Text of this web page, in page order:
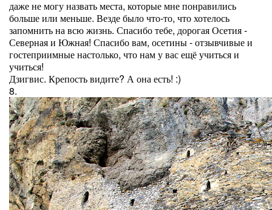
даже не могу назвать места, которые мне понравились
больше или меньше. Везде было что-то, что хотелось
запомнить на всю жизнь. Спасибо тебе, дорогая Осетия -
Северная и Южная! Спасибо вам, осетины - отзывчивые и
гостеприимные настолько, что нам у вас ещё учиться и
учиться!
Дзигвис. Крепость видите? А она есть! :)
8.